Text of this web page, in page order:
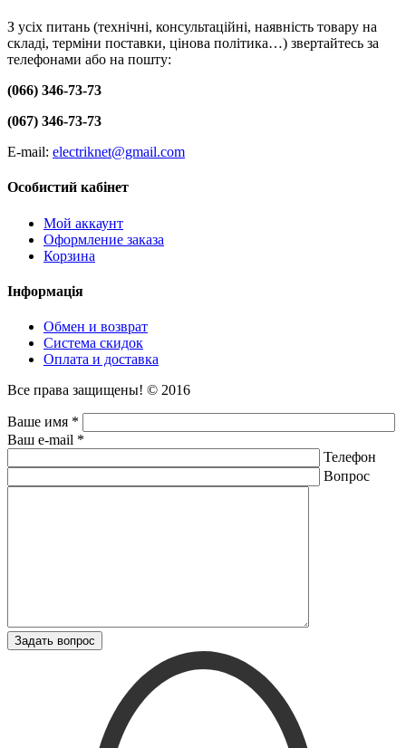
З усіх питань (технічні, консультаційні, наявність товару на
складі, терміни поставки, цінова політика…) звертайтесь за
телефонами або на пошту:
(066) 346-73-73
(067) 346-73-73
E-mail: electriknet@gmail.com
Особистий кабінет
Мой аккаунт
Оформление заказа
Корзина
Інформація
Обмен и возврат
Система скидок
Оплата и доставка
Все права защищены! © 2016
Ваше имя *
Ваш e-mail *
Телефон
Вопрос